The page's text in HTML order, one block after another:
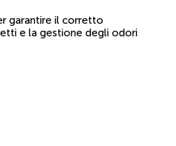
garantire il corretto
e la gestione degli odori